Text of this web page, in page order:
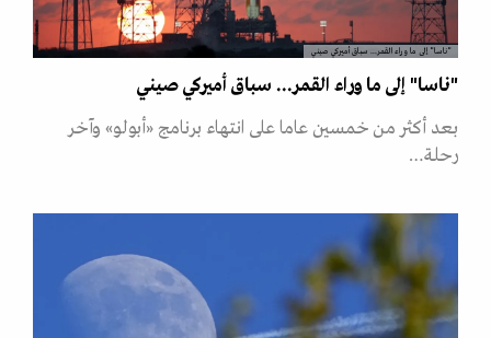
"ناسا" إلى ما وراء القمر... سباق أميركي صيني
"ناسا" إلى ما وراء القمر... سباق أميركي صيني
بعد أكثر من خمسين عاما على انتهاء برنامج «أبولو» وآخر
رحلة…